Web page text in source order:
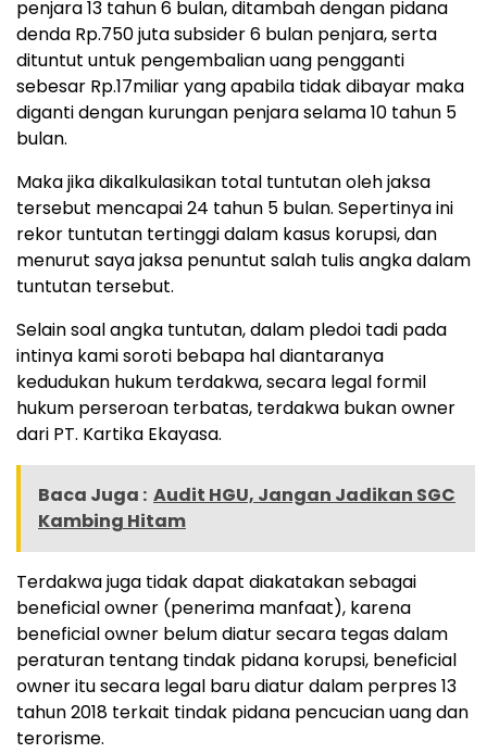
penjara 13 tahun 6 bulan, ditambah dengan pidana
denda Rp.750 juta subsider 6 bulan penjara, serta
dituntut untuk pengembalian uang pengganti
sebesar Rp.17miliar yang apabila tidak dibayar maka
diganti dengan kurungan penjara selama 10 tahun 5
bulan.
Maka jika dikalkulasikan total tuntutan oleh jaksa
tersebut mencapai 24 tahun 5 bulan. Sepertinya ini
rekor tuntutan tertinggi dalam kasus korupsi, dan
menurut saya jaksa penuntut salah tulis angka dalam
tuntutan tersebut.
Selain soal angka tuntutan, dalam pledoi tadi pada
intinya kami soroti bebapa hal diantaranya
kedudukan hukum terdakwa, secara legal formil
hukum perseroan terbatas, terdakwa bukan owner
dari PT. Kartika Ekayasa.
Baca Juga : Audit HGU, Jangan Jadikan SGC
Kambing Hitam
Terdakwa juga tidak dapat diakatakan sebagai
beneficial owner (penerima manfaat), karena
beneficial owner belum diatur secara tegas dalam
peraturan tentang tindak pidana korupsi, beneficial
owner itu secara legal baru diatur dalam perpres 13
tahun 2018 terkait tindak pidana pencucian uang dan
terorisme.